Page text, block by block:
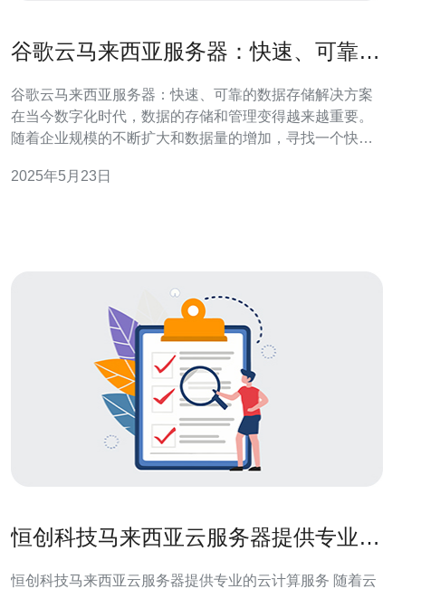
谷歌云马来西亚服务器：快速、可靠的
谷歌云马来西亚服务器：快速、可靠的数据存储解决方案
在当今数字化时代，数据的存储和管理变得越来越重要。
随着企业规模的不断扩大和数据量的增加，寻找一个快
马来西亚服务器为您提供了一种理想的选择。 谷歌云的马
2025年5月23日
恒创科技马来西亚云服务器提供专业的
恒创科技马来西亚云服务器提供专业的云计算服务 随着云